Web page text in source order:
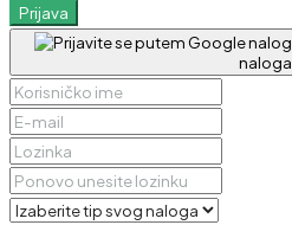
Prijava
naloga